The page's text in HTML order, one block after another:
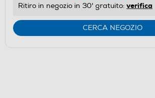
Ritiro in negozio in 30' gratuito: verifica
CERCA NEGOZIO